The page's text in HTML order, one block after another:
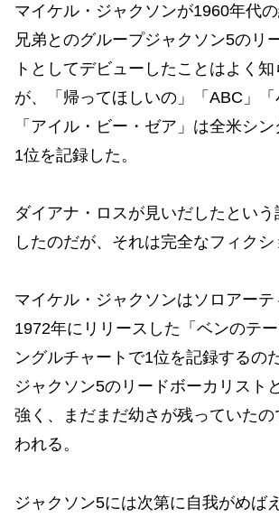
マイケル・ジャクソンが1960年代
兄弟とのグループジャクソン5のリ
トとしてデビューしたことはよく
が、「帰ってほしいの」「ABC」「
「アイル・ビー・ゼア」は全米シ
1位を記録した。
ダイアナ・ロスが見いだしたとい
したのだが、それは完全なフィクシ
マイケル・ジャクソンはソロアー
1972年にリリースした「ベンのテ
ングルチャートで1位を記録するの
ジャクソン5のリードボーカリスト
強く、まだまだ幼さが残っていた
われる。
ジャクソン5には次第に自我がめば